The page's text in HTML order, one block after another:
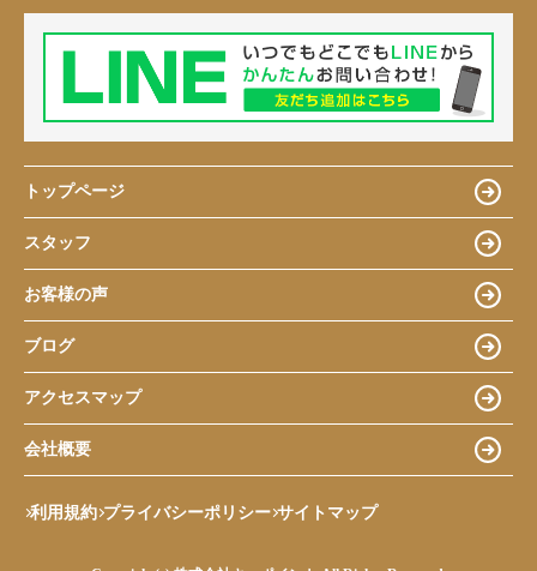
トップページ
スタッフ
お客様の声
ブログ
アクセスマップ
会社概要
利用規約 プライバシーポリシー サイトマップ